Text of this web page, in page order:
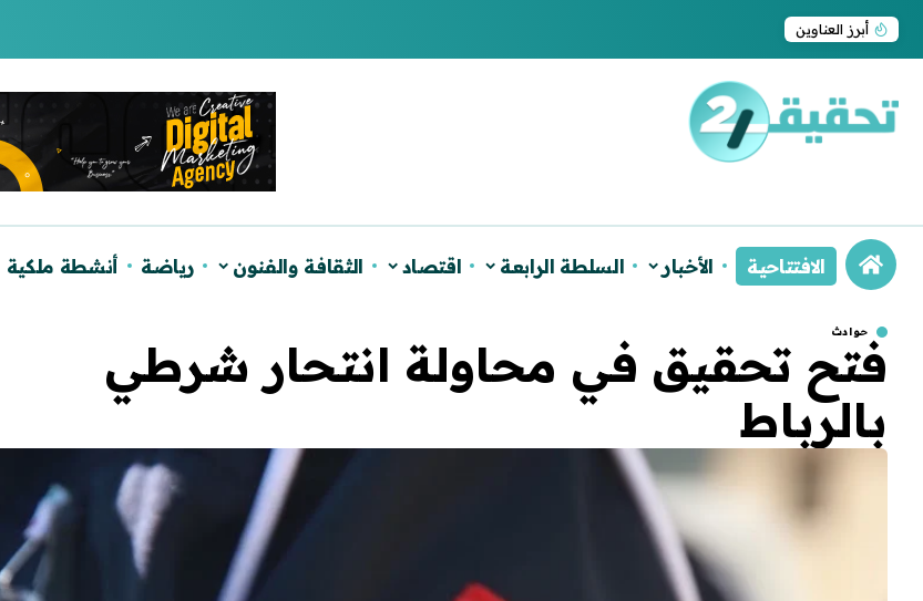
أبرز العناوين
الافتتاحية الأخبار السلطة الرابعة اقتصاد الثقافة والفنون رياضة أنشطة ملكية
حوادث
فتح تحقيق في محاولة انتحار شرطي
بالرباط